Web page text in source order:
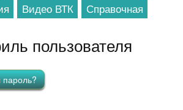
Видео ВТК Справочная
пользователя